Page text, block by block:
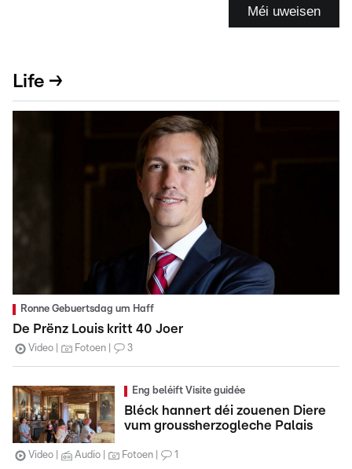
Méi uweisen
Life →
Ronne Gebuertsdag um Haff
De Prënz Louis kritt 40 Joer
Video Fotoen 3
Eng beléift Visite guidée
Bléck hannert déi zouenen Diere
vum groussherzogleche Palais
Video Audio Fotoen 1